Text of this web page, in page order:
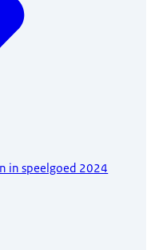
in speelgoed 2024